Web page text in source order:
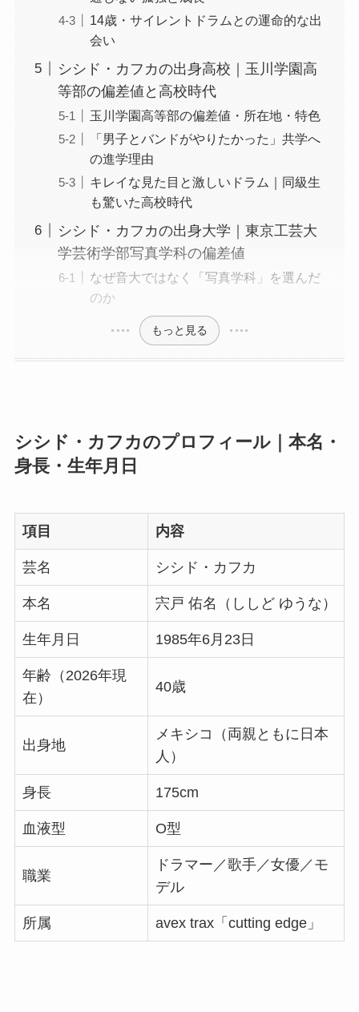
14歳・サイレントドラムとの運命的な出
会い
シシド・カフカの出身高校｜玉川学園高
等部の偏差値と高校時代
玉川学園高等部の偏差値・所在地・特色
「男子とバンドがやりたかった」共学へ
の進学理由
キレイな見た目と激しいドラム｜同級生
も驚いた高校時代
シシド・カフカの出身大学｜東京工芸大
学芸術学部写真学科の偏差値
なぜ音大ではなく「写真学科」を選んだ
のか
もっと見る
シシド・カフカのプロフィール｜本名・
身長・生年月日
項目 内容
芸名 シシド・カフカ
本名 宍戸 佑名（ししど ゆうな）
生年月日 1985年6月23日
年齢（2026年現
在）
40歳
出身地
メキシコ（両親ともに日本
人）
身長 175cm
血液型 O型
職業
ドラマー／歌手／女優／モ
デル
所属 avex trax「cutting edge」